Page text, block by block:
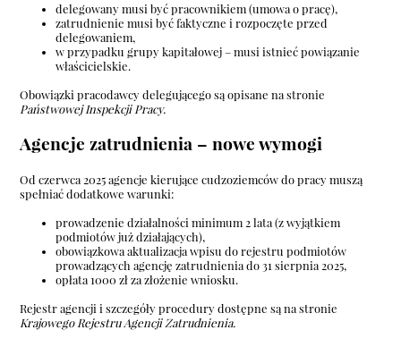
delegowany musi być pracownikiem (umowa o pracę),
zatrudnienie musi być faktyczne i rozpoczęte przed
delegowaniem,
w przypadku grupy kapitałowej – musi istnieć powiązanie
właścicielskie.
Obowiązki pracodawcy delegującego są opisane na stronie
Państwowej Inspekcji Pracy.
Agencje zatrudnienia – nowe wymogi
Od czerwca 2025 agencje kierujące cudzoziemców do pracy muszą
spełniać dodatkowe warunki:
prowadzenie działalności minimum 2 lata (z wyjątkiem
podmiotów już działających),
obowiązkowa aktualizacja wpisu do rejestru podmiotów
prowadzących agencję zatrudnienia do 31 sierpnia 2025,
opłata 1000 zł za złożenie wniosku.
Rejestr agencji i szczegóły procedury dostępne są na stronie
Krajowego Rejestru Agencji Zatrudnienia.